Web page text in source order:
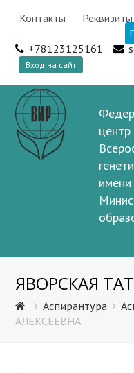
Контакты Реквизиты
+78123125161
Вход на сайт
центр
ЯВОРСКАЯ
Аспирантура
АЛЕКСЕЕВНА